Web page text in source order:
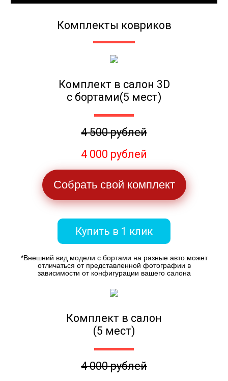
Комплекты ковриков
Комплект в салон 3D
с бортами(5 мест)
4 500 рублей
4 000 рублей
Собрать свой комплект
Купить в 1 клик
*Внешний вид модели с бортами на разные авто может
отличаться от представленной фотографии в
зависимости от конфигурации вашего салона
Комплект в салон
(5 мест)
4 000 рублей